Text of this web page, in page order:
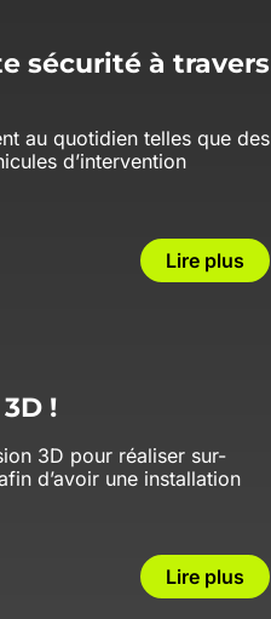
sécurité à travers
au quotidien telles que des
d’intervention
Lire plus
!
3D pour réaliser sur-
d’avoir une installation
Lire plus